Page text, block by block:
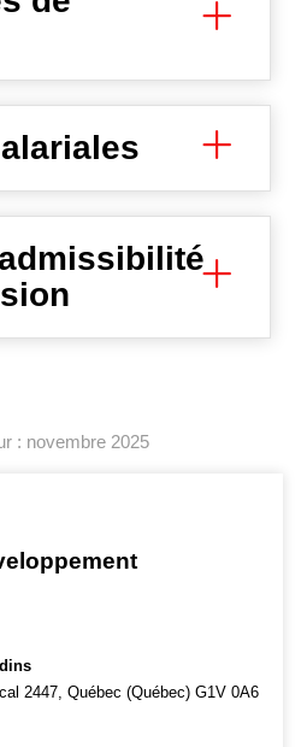
: novembre 2025
2447, Québec (Québec) G1V 0A6
LinkedIn
sur Youtube